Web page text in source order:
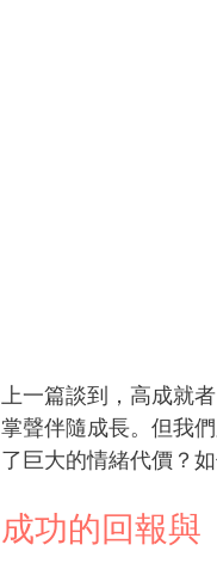
上一篇談到，高成就
掌聲伴隨成長。但我
了巨大的情緒代價？
成功的回報與